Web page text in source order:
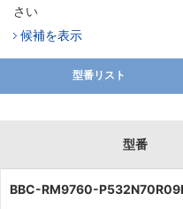
さい
候補を表示
型番リスト
型番
BBC-RM9760-